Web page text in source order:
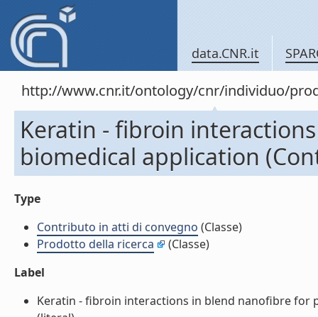
data.CNR.it
http://www.cnr.it/ontology/cnr/individuo/
Keratin - fibroin
biomedical application
Type
Contributo in atti di convegno (Classe)
Prodotto della ricerca
(Classe)
Label
Keratin - fibroin interactions in blend nanofibre for